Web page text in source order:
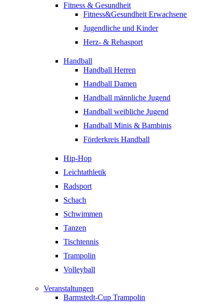
Fitness & Gesundheit
Fitness&Gesundheit Erwachsene
Jugendliche und Kinder
Herz- & Rehasport
Handball
Handball Herren
Handball Damen
Handball männliche Jugend
Handball weibliche Jugend
Handball Minis & Bambinis
Förderkreis Handball
Hip-Hop
Leichtathletik
Radsport
Schach
Schwimmen
Tanzen
Tischtennis
Trampolin
Volleyball
Veranstaltungen
Barmstedt-Cup Trampolin